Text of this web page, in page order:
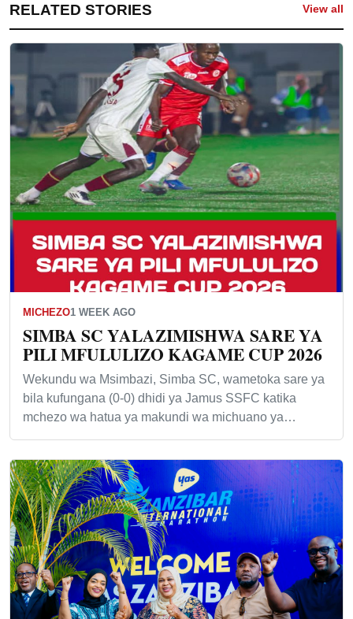
RELATED STORIES View all
MICHEZO1 WEEK AGO
SIMBA SC YALAZIMISHWA SARE YA
PILI MFULULIZO KAGAME CUP 2026
Wekundu wa Msimbazi, Simba SC, wametoka sare ya
bila kufungana (0-0) dhidi ya Jamus SSFC katika
mchezo wa hatua ya makundi wa michuano ya…